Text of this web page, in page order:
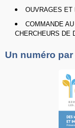
OUVRAGES ET
COMMANDE
CHERCHEURS DE
Un numéro